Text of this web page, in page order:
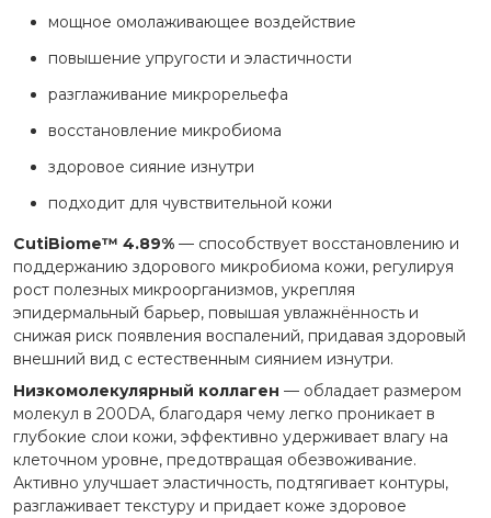
мощное омолаживающее воздействие
повышение упругости и эластичности
разглаживание микрорельефа
восстановление микробиома
здоровое сияние изнутри
подходит для чувствительной кожи
CutiBiome™ 4.89% — способствует восстановлению и
поддержанию здорового микробиома кожи, регулируя
рост полезных микроорганизмов, укрепляя
эпидермальный барьер, повышая увлажнённость и
снижая риск появления воспалений, придавая здоровый
внешний вид с естественным сиянием изнутри.
Низкомолекулярный коллаген — обладает размером
молекул в 200DA, благодаря чему легко проникает в
глубокие слои кожи, эффективно удерживает влагу на
клеточном уровне, предотвращая обезвоживание.
Активно улучшает эластичность, подтягивает контуры,
разглаживает текстуру и придает коже здоровое